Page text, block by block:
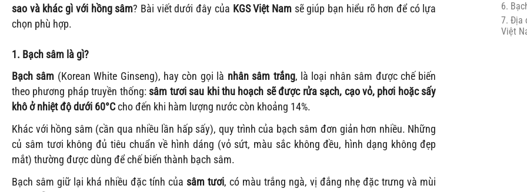
sao và khác gì với hồng sâm? Bài viết dưới đây của KGS Việt Nam sẽ giúp bạn hiểu rõ hơn để có lựa
chọn phù hợp.
1. Bạch sâm là gì?
Bạch sâm (Korean White Ginseng), hay còn gọi là nhân sâm trắng, là loại nhân sâm được chế biến
theo phương pháp truyền thống: sâm tươi sau khi thu hoạch sẽ được rửa sạch, cạo vỏ, phơi hoặc sấy
khô ở nhiệt độ dưới 60°Ccho đến khi hàm lượng nước còn khoảng 14%.
Khác với hồng sâm (cần qua nhiều lần hấp sấy), quy trình của bạch sâm đơn giản hơn nhiều. Những
củ sâm tươi không đủ tiêu chuẩn về hình dáng (vỏ sứt, màu sắc không đều, hình dạng không đẹp
mắt) thường được dùng để chế biến thành bạch sâm.
Bạch sâm giữ lại khá nhiều đặc tính của sâm tươi, có màu trắng ngà, vị đắng nhẹ đặc trưng và mùi
6.
7. Địa
Việt